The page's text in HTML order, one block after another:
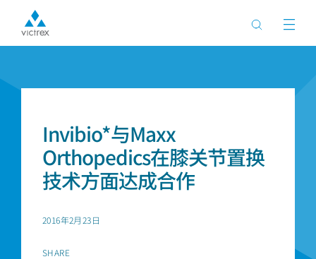
Invibio*与Maxx
Orthopedics在膝关节置换
技术方面达成合作
2016年2月23日
SHARE